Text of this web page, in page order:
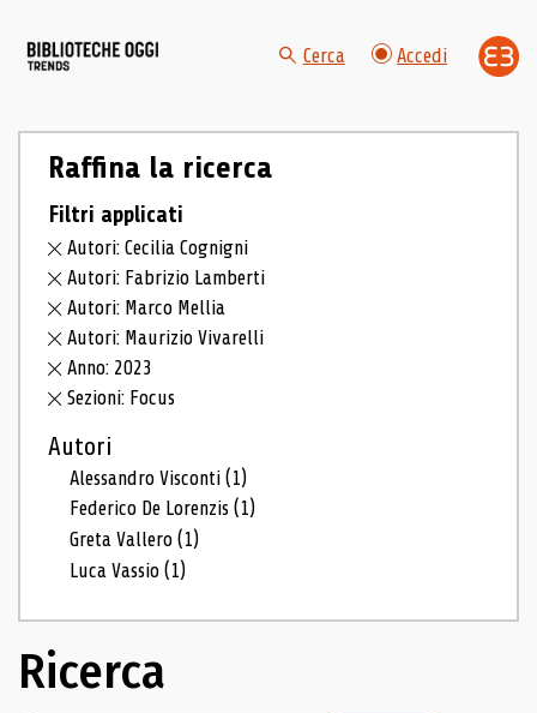
Cerca Accedi
Raffina la ricerca
Filtri applicati
Autori: Cecilia Cognigni
Autori: Fabrizio Lamberti
Autori: Marco Mellia
Autori: Maurizio Vivarelli
Anno: 2023
Sezioni: Focus
Autori
Alessandro Visconti(1)
Federico De Lorenzis(1)
Greta Vallero(1)
Luca Vassio(1)
Ricerca